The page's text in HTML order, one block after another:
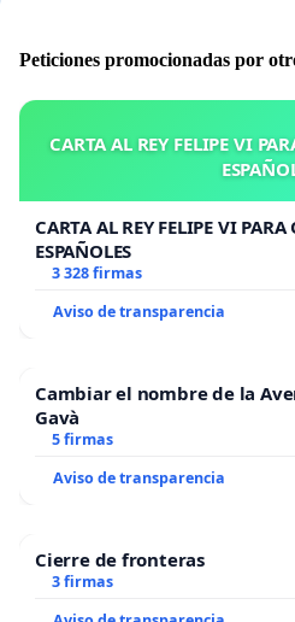
Peticiones promocionadas por
CARTA AL REY FELIPE VI
CARTA AL REY FELIPE VI
ESPAÑOLES
3 328 firmas
Aviso de transparencia
Cambiar el nombre de la
Gavà
5 firmas
Aviso de transparencia
Cierre de fronteras
3 firmas